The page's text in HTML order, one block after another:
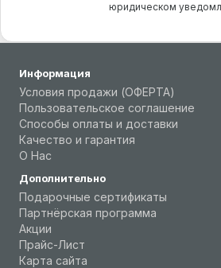
юридическом
Информация
Условия продажи (ОФЕРТА)
Пользовательское соглашение
Способы оплаты и доставки
Качество и гарантия
О Нас
Дополнительно
Подарочные сертификаты
Партнёрская программа
Акции
Прайс-Лист
Карта сайта